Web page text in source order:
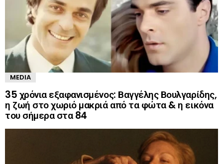
MEDIA
35 χρόνια εξαφανισμένος: Βαγγέλης Βουλγαρίδης,
η ζωή στο χωριό μακριά από τα φώτα & η εικόνα
του σήμερα στα 84